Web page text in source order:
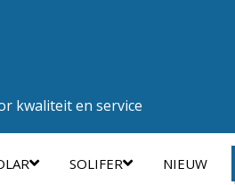
kwaliteit en service
SOLIFER NIEUW